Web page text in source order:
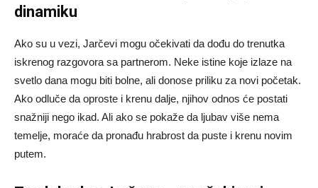
dinamiku
Ako su u vezi, Jarčevi mogu očekivati da dođu do trenutka
iskrenog razgovora sa partnerom. Neke istine koje izlaze na
svetlo dana mogu biti bolne, ali donose priliku za novi početak.
Ako odluče da oproste i krenu dalje, njihov odnos će postati
snažniji nego ikad. Ali ako se pokaže da ljubav više nema
temelje, moraće da pronađu hrabrost da puste i krenu novim
putem.